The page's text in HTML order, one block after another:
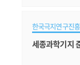
rine Living
보존하고, 합리
국제기구로,
한국극지연구진
세종과학기지